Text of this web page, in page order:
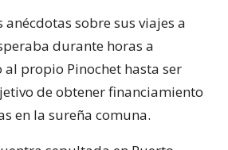
anécdotas sobre sus viajes a
durante horas a
propio Pinochet hasta ser
de obtener financiamiento
en la sureña comuna.